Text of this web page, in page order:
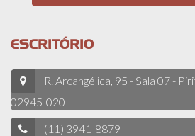
ESCRITÓRIO
R. Arcangélica, 95 - Sala 07 -
02945-020
(11) 3941-8879